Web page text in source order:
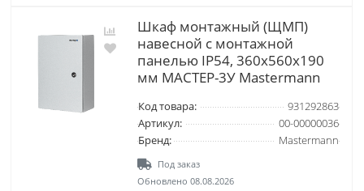
Шкаф монтажный (ЩМП)
навесной с монтажной
панелью IP54, 360х560х190
мм МАСТЕР-3У Mastermann
Код товара:
931292863
Артикул:
00-00000036
Бренд:
Mastermann
Под заказ
Обновлено 08.08.2026